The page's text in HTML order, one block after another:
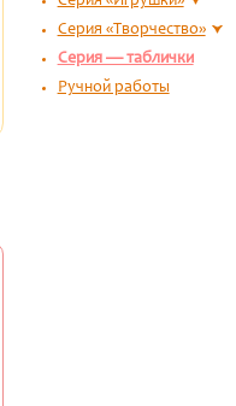
Серия «Творчество»
Серия — таблички
Ручной работы